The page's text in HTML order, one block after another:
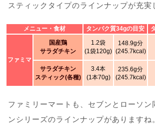
スティックタイプのラインナップが充実
メニュー・食材 タンパク質34gの目安
ファミマ
国産鶏
サラダチキン
1.2袋
(1袋120g)
148.9g分
(245.7kcal)
サラダチキン
スティック(各種)
3.4本
(1本70g)
235.6g分
(245.7kcal)
ファミリーマートも、セブンとローソン
ンシリーズのラインナップがありますね